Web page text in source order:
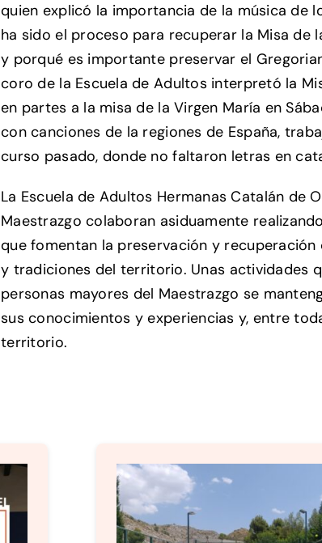
quien explicó la importancia de la música de
ha sido el proceso para recuperar la Misa de
y porqué es importante preservar el
coro de la Escuela de Adultos interpretó la
en partes a la misa de la Virgen María en
con canciones de la regiones de España,
curso pasado, donde no faltaron letras en
La Escuela de Adultos Hermanas Catalán de
Maestrazgo colaboran asiduamente
que fomentan la preservación y
y tradiciones del territorio. Unas actividades
personas mayores del Maestrazgo se
sus conocimientos y experiencias y, entre
territorio.